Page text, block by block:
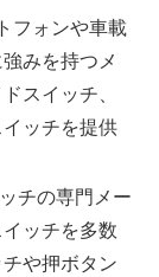
フォンや車載
みを持つメ
スイッチ、
ッチを提供
チの専門メー
ッチを多数
や押ボタン